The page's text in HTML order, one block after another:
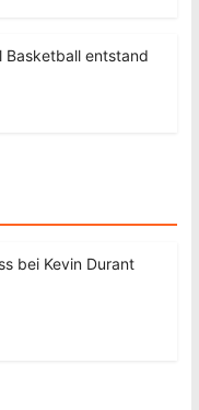
Basketball entstand
bei Kevin Durant